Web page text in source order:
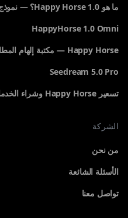
ما هو Happy Horse 1.0؟ — نموذج فيديو AI مفتوح المصدر SOTA
HappyHorse 1.0 Omni
Happy Horse — مكتبة إلهام المطالبات
Seedream 5.0 Pro
تسعير Happy Horse وشراء الخدمات
الشركة
من نحن
الأسئلة الشائعة
تواصل معنا